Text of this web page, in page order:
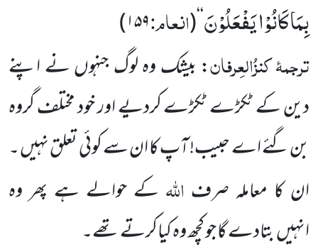
بِمَا كَانُوْا یَفْعَلُوْنَ‘‘
(انعام:۱۵۹)
ترجمۂ کنزُالعِرفان: بیشک وہ لوگ جنہوں نے اپنے
دین کے ٹکڑے ٹکڑے کردیے اور خود مختلف گروہ
بن گئے اے حبیب! آپ کا ان سے کوئی تعلق نہیں ۔
ان کا معاملہ صرف اللہ کے حوالے ہے پھر وہ
انہیں بتادے گا جو کچھ وہ کیاکرتے تھے۔